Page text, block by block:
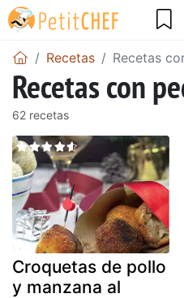
Recetas Recetas
Recetas con
62 recetas
Croquetas de pollo
y manzana al